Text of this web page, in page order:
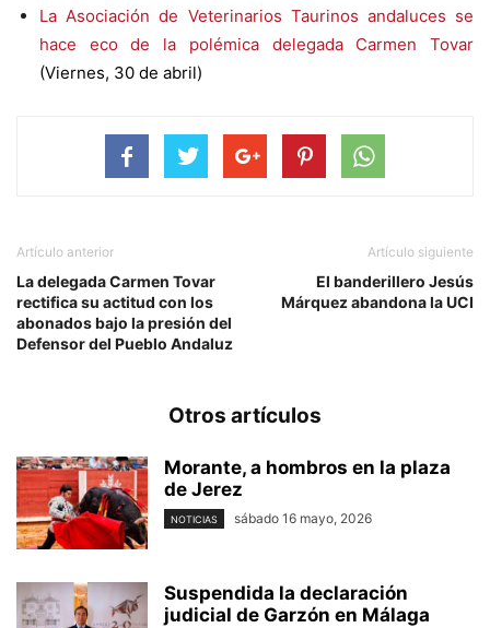
La Asociación de Veterinarios Taurinos andaluces se
hace eco de la polémica delegada Carmen Tovar
(Viernes, 30 de abril)
Artículo anterior
La delegada Carmen Tovar
rectifica su actitud con los
abonados bajo la presión del
Defensor del Pueblo Andaluz
Artículo siguiente
El banderillero Jesús
Márquez abandona la UCI
Otros artículos
Morante, a hombros en la plaza
de Jerez
NOTICIAS sábado 16 mayo, 2026
Suspendida la declaración
judicial de Garzón en Málaga